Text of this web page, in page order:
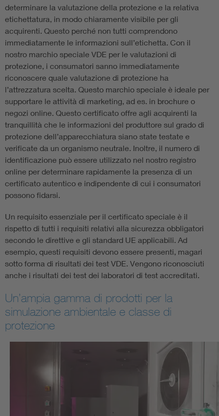
determinare la valutazione della protezione e la relativa
etichettatura, in modo chiaramente visibile per gli
acquirenti. Questo perché non tutti comprendono
immediatamente le informazioni sull’etichetta. Con il
nostro marchio speciale VDE per le valutazioni di
protezione, i consumatori sanno immediatamente
riconoscere quale valutazione di protezione ha
l’attrezzatura scelta. Questo marchio speciale è ideale per
supportare le attività di marketing, ad es. in brochure o
negozi online. Questo certificato offre agli acquirenti la
tranquillità che le informazioni del produttore sul grado di
protezione dell’apparecchiatura siano state testate e
verificate da un organismo neutrale. Inoltre, il numero di
identificazione può essere utilizzato nel nostro registro
online per determinare rapidamente la presenza di un
certificato autentico e indipendente di cui i consumatori
possono fidarsi.
Un requisito essenziale per il certificato speciale è il
rispetto di tutti i requisiti relativi alla sicurezza obbligatori
secondo le direttive e gli standard UE applicabili. Ad
esempio, questi requisiti devono essere presenti, magari
sotto forma di risultati dei test VDE. Vengono riconosciuti
anche i risultati dei test dei laboratori di test accreditati.
Un’ampia gamma di prodotti per la
simulazione ambientale e classe di
protezione